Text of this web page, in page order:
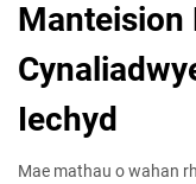
Manteision
Iechyd
Mae mathau o wahan